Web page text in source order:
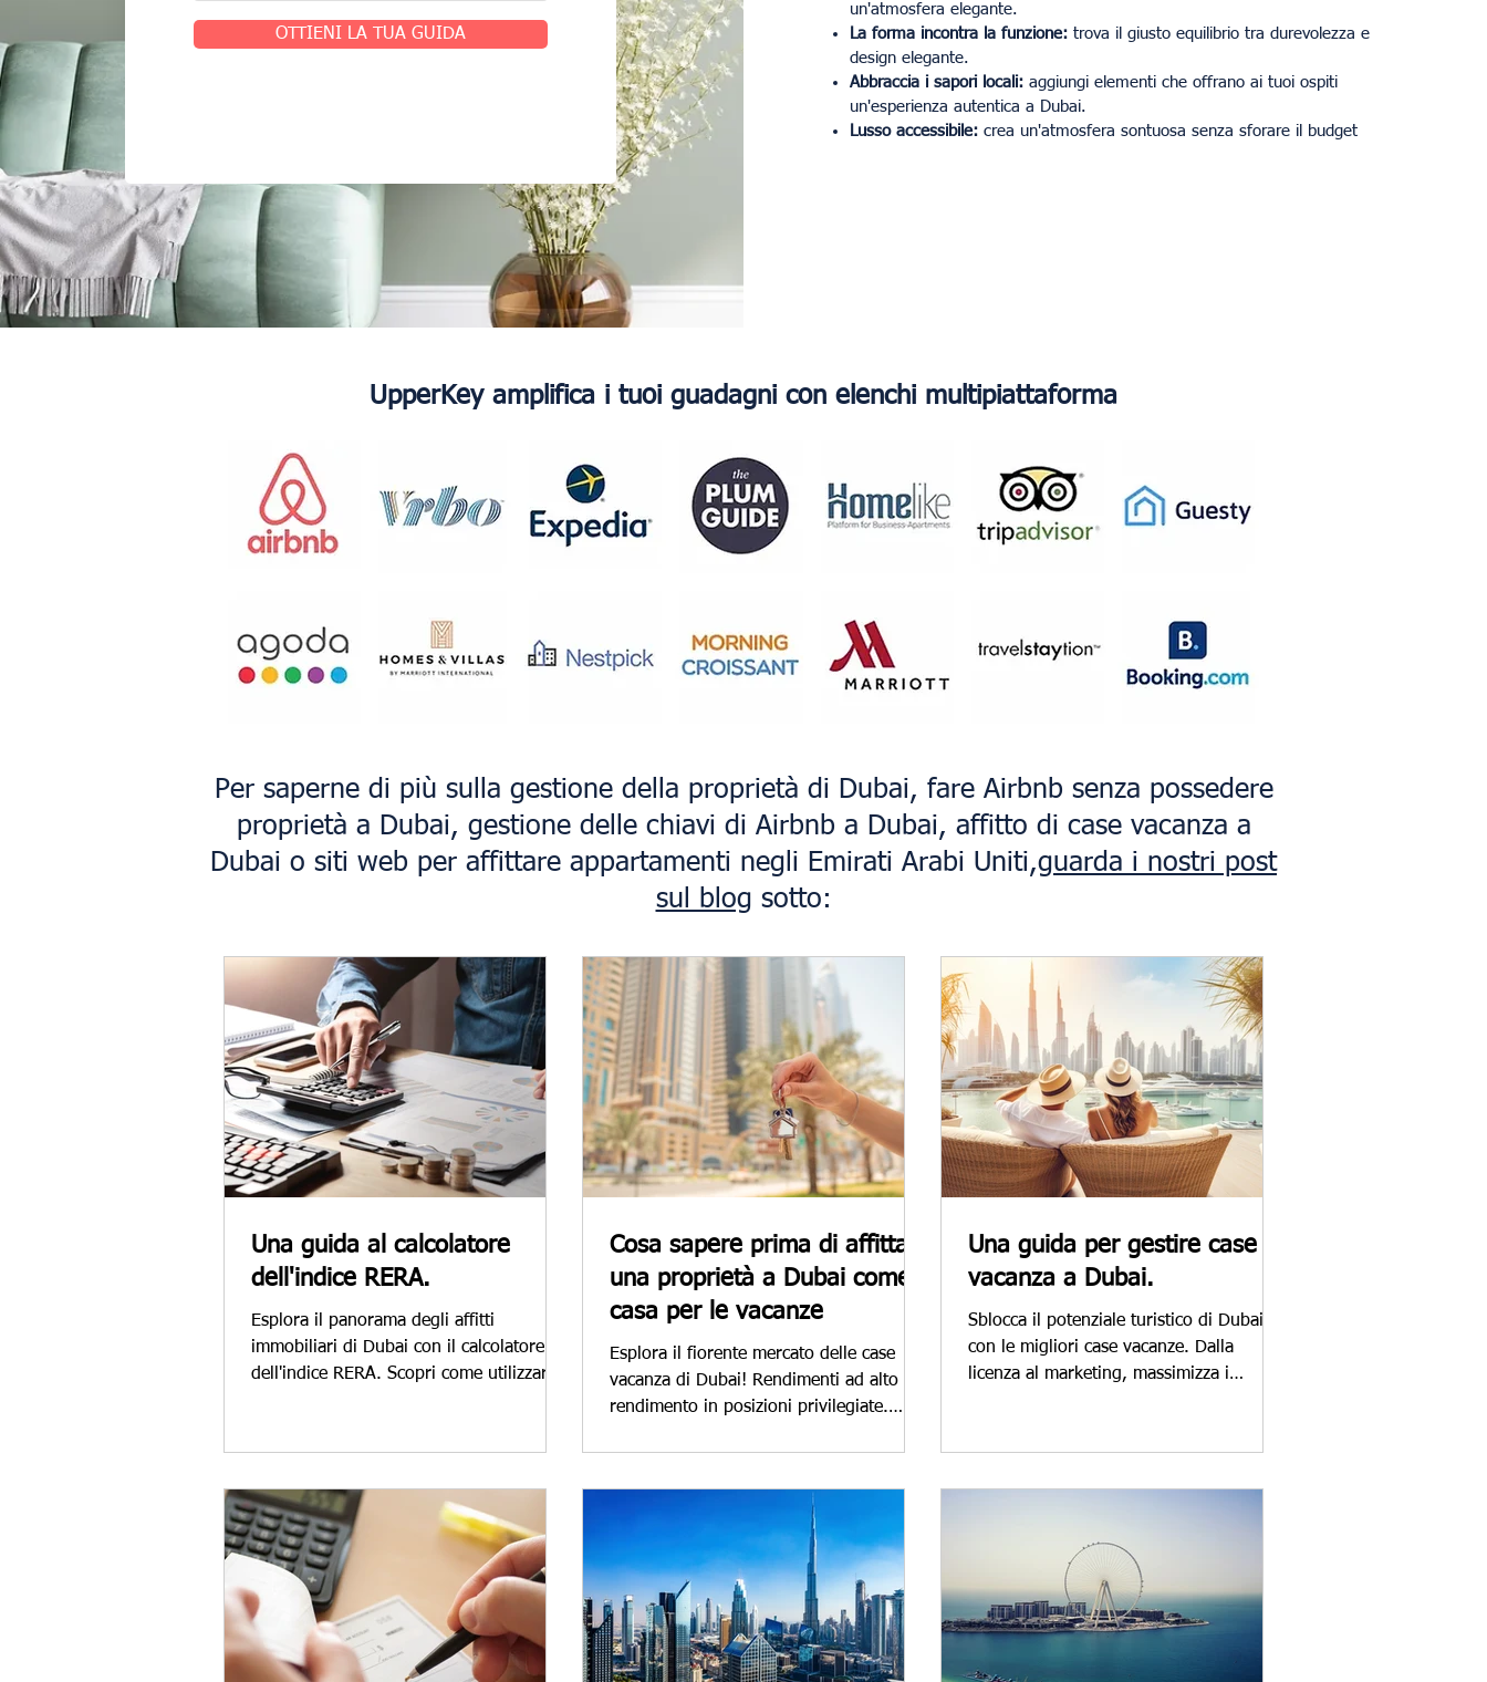
OTTIENI LA TUA GUIDA
un'atmosfera elegante.
La forma incontra la funzione: trova il giusto equilibrio tra durevolezza e
design elegante.
Abbraccia i sapori locali: aggiungi elementi che offrano ai tuoi ospiti
un'esperienza autentica a Dubai.
Lusso accessibile: crea un'atmosfera sontuosa senza sforare il budget
UpperKey amplifica i tuoi guadagni con elenchi multipiattaforma
Per saperne di più sulla gestione della proprietà di Dubai, fare Airbnb senza possedere
proprietà a Dubai, gestione delle chiavi di Airbnb a Dubai, affitto di case vacanza a
Dubai o siti web per affittare appartamenti negli Emirati Arabi Uniti,guarda i nostri post
sul blog sotto:
Una guida al calcolatore
dell'indice RERA.
Esplora il panorama degli affitti
immobiliari di Dubai con il calcolatore
dell'indice RERA. Scopri come utilizzare
Cosa sapere prima di affittare
una proprietà a Dubai come
casa per le vacanze
Esplora il fiorente mercato delle case
vacanza di Dubai! Rendimenti ad alto
rendimento in posizioni privilegiate.
Una guida per gestire case
vacanza a Dubai.
Sblocca il potenziale turistico di Dubai
con le migliori case vacanze. Dalla
licenza al marketing, massimizza i